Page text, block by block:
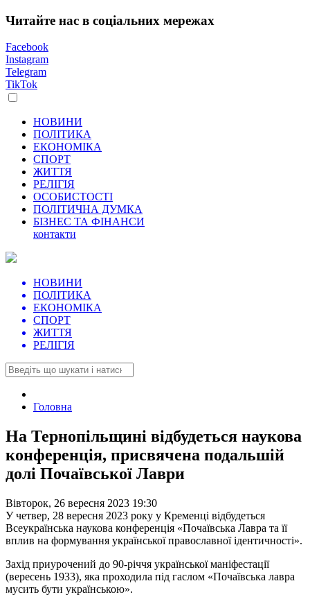
Читайте нас в соціальних мережах
Facebook
Instagram
Telegram
TikTok
НОВИНИ
ПОЛІТИКА
ЕКОНОМІКА
СПОРТ
ЖИТТЯ
РЕЛІГІЯ
ОСОБИСТОСТІ
ПОЛІТИЧНА ДУМКА
БІЗНЕС ТА ФІНАНСИ
контакти
НОВИНИ
ПОЛІТИКА
ЕКОНОМІКА
СПОРТ
ЖИТТЯ
РЕЛІГІЯ
Головна
На Тернопільщині відбудеться наукова
конференція, присвячена подальшій
долі Почаївської Лаври
Вівторок, 26 вересня 2023 19:30
У четвер, 28 вересня 2023 року у Кременці відбудеться
Всеукраїнська наукова конференція «Почаївська Лавра та її
вплив на формування української православної ідентичності».
Захід приурочений до 90-річчя української маніфестації
(вересень 1933), яка проходила під гаслом «Почаївська лавра
мусить бути українською».